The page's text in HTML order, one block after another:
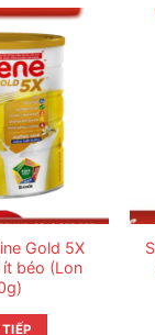
Gold 5X
béo (Lon